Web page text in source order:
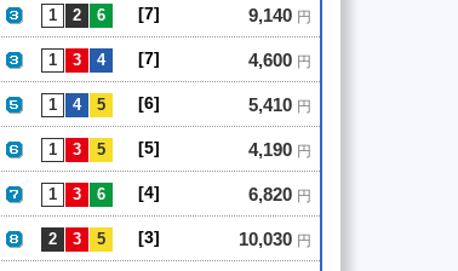
[7] 9,140 円
[7] 4,600 円
[6] 5,410 円
[5] 4,190 円
[4] 6,820 円
[3] 10,030 円